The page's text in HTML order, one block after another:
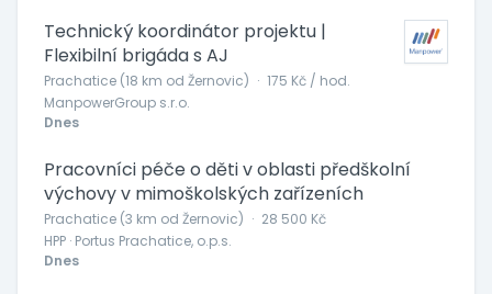
Technický koordinátor projektu |
Flexibilní brigáda s AJ
Prachatice (18 km od Žernovic) · 175 Kč / hod.
ManpowerGroup s.r.o.
Dnes
Pracovníci péče o děti v oblasti předškolní
výchovy v mimoškolských zařízeních
Prachatice (3 km od Žernovic) · 28 500 Kč
HPP · Portus Prachatice, o.p.s.
Dnes